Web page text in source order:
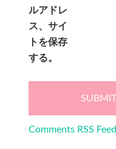
ルアドレ
ス、サイ
トを保存
する。
Comments RSS Feed